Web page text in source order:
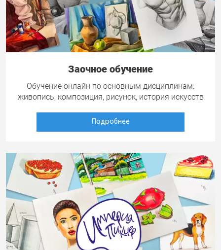
Заочное обучение
Обучение онлайн по основным дисциплинам:
живопись, композиция, рисунок, история искусств
Подробнее